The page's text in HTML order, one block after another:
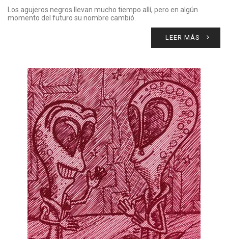
Los agujeros negros llevan mucho tiempo allí, pero en algún
momento del futuro su nombre cambió.
LEER MÁS